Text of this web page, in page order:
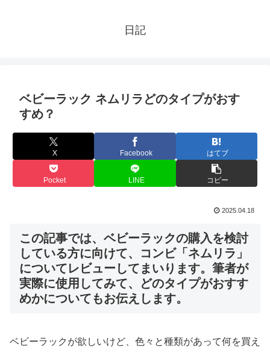
日記
ベビーラック ネムリラどのタイプがおす
すめ？
X Facebook はてブ
Pocket LINE コピー
2025.04.18
この記事では、ベビーラックの購入を検討
している方に向けて、コンビ「ネムリラ」
についてレビューしてまいります。筆者が
実際に使用してみて、どのタイプがおすす
めかについてもお伝えします。
ベビーラックが欲しいけど、色々と種類があって何を買え